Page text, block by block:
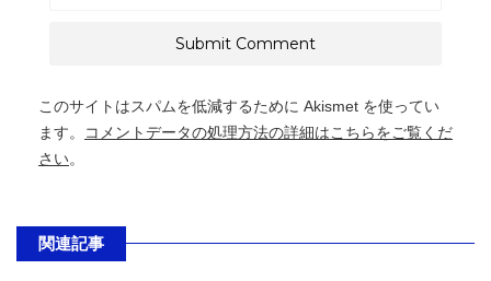
このサイトはスパムを低減するために Akismet を使ってい
ます。
コメントデータの処理方法の詳細はこちらをご覧くだ
さい。
関連記事